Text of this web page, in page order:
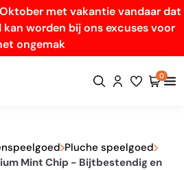
met vakantie vandaar dat
worden bij ons excuses voor
ongemak
0
Pluche speelgoed
Mint Chip - Bijtbestendig en